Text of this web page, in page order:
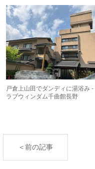
戸倉上山田でダンディに湯浴み -
ラブウィンダム千曲館長野
＜前の記事